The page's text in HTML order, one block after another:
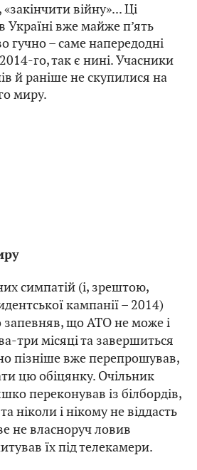
війну»... Ці
Україні вже майже п’ять
гучно – саме напередодні
го, так є нині. Учасники
й раніше не скупилися на
миру.
симпатій (і, зрештою,
кампанії – 2014)
що АТО не може і
три місяці та завершиться
пізніше вже перепрошував,
цю обіцянку. Очільник
переконував із білбордів,
ніколи і нікому не віддасть
не власноруч ловив
їх під телекамери.